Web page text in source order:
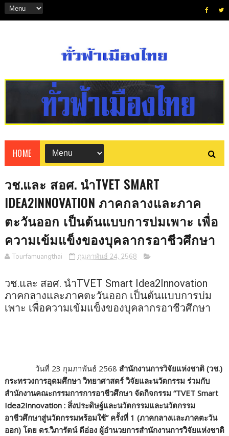
HOME
วช.และ สอศ. นำTVET SMART
IDEA2INNOVATION ภาคกลางและภาค
ตะวันออก เป็นต้นแบบการบ่มเพาะ เพื่อ
ความเข้มแข็งของบุคลากรอาชีวศึกษา
Tourfamuangthai กุมภาพันธ์ 24, 2568
วช.และ สอศ. นำTVET Smart Idea2Innovation
ภาคกลางและภาคตะวันออก เป็นต้นแบบการบ่ม
เพาะ เพื่อความเข้มแข็งของบุคลากรอาชีวศึกษา
วันที่ 23 กุมภาพันธ์ 2568 สำนักงานการวิจัยแห่งชาติ (วช.)
กระทรวงการอุดมศึกษา วิทยาศาสตร์ วิจัยและนวัตกรรม ร่วมกับ
สำนักงานคณะกรรมการการอาชีวศึกษา จัดกิจกรรม “TVET Smart
Idea2Innovation : สิ่งประดิษฐ์และนวัตกรรมและนวัตกรรม
อาชีวศึกษาสู่นวัตกรรมพร้อมใช้” ครั้งที่ 1 (ภาคกลางและภาคตะวัน
ออก) โดย ดร.วิภารัตน์ ดีอ่อง ผู้อำนวยการสำนักงานการวิจัยแห่งชาติ